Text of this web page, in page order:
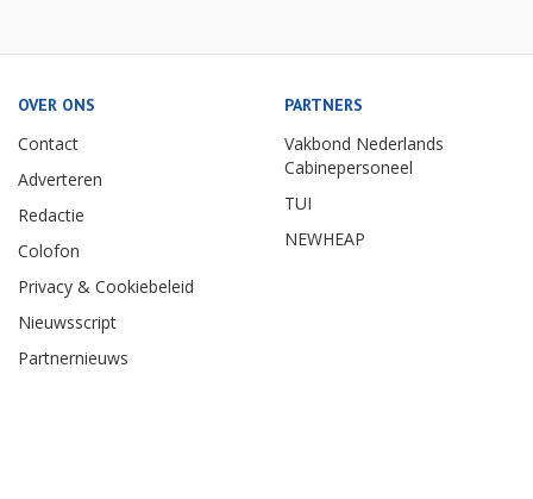
OVER ONS
Contact
Adverteren
Redactie
Colofon
Privacy & Cookiebeleid
Nieuwsscript
Partnernieuws
PARTNERS
Vakbond Nederlands
Cabinepersoneel
TUI
NEWHEAP